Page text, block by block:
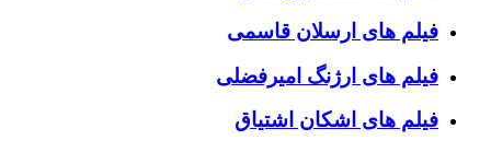
فیلم های ارسلان قاسمی
فیلم های ارژنگ امیرفضلی
فیلم های اشکان اشتیاق